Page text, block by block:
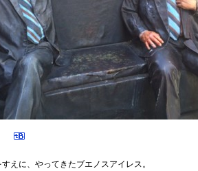
えに、やってきたブエノスアイレス。